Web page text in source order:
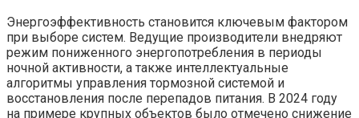
Энергоэффективность становится ключевым фактором
при выборе систем. Ведущие производители внедряют
режим пониженного энергопотребления в периоды
ночной активности, а также интеллектуальные
алгоритмы управления тормозной системой и
восстановления после перепадов питания. В 2024 году
на примере крупных объектов было отмечено снижение